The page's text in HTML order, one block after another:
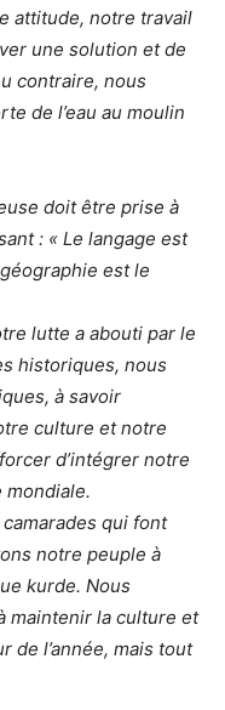
attitude, notre travail
une solution et de
contraire, nous
de l’eau au moulin
doit être prise à
: « Le langage est
est le
lutte a abouti par le
historiques, nous
à savoir
culture et notre
d’intégrer notre
mondiale.
qui font
notre peuple à
kurde. Nous
maintenir la culture et
de l’année, mais tout